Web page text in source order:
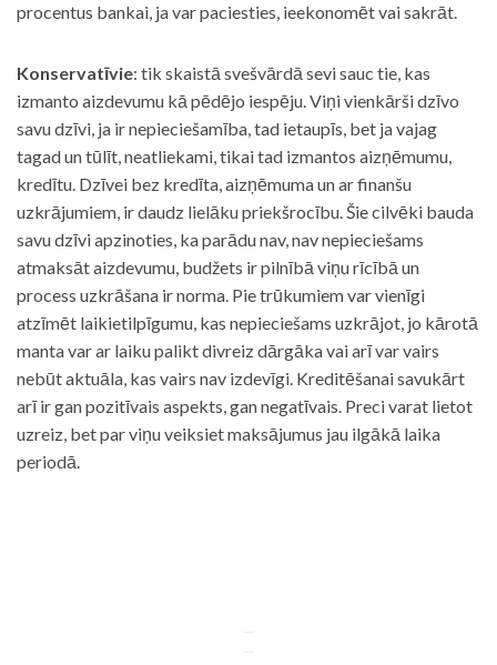
procentus bankai, ja var paciesties, ieekonomēt vai sakrāt.
Konservatīvie: tik skaistā svešvārdā sevi sauc tie, kas
izmanto aizdevumu kā pēdējo iespēju. Viņi vienkārši dzīvo
savu dzīvi, ja ir nepieciešamība, tad ietaupīs, bet ja vajag
tagad un tūlīt, neatliekami, tikai tad izmantos aizņēmumu,
kredītu. Dzīvei bez kredīta, aizņēmuma un ar finanšu
uzkrājumiem, ir daudz lielāku priekšrocību. Šie cilvēki bauda
savu dzīvi apzinoties, ka parādu nav, nav nepieciešams
atmaksāt aizdevumu, budžets ir pilnībā viņu rīcībā un
process uzkrāšana ir norma. Pie trūkumiem var vienīgi
atzīmēt laikietilpīgumu, kas nepieciešams uzkrājot, jo kārotā
manta var ar laiku palikt divreiz dārgāka vai arī var vairs
nebūt aktuāla, kas vairs nav izdevīgi. Kreditēšanai savukārt
arī ir gan pozitīvais aspekts, gan negatīvais. Preci varat lietot
uzreiz, bet par viņu veiksiet maksājumus jau ilgākā laika
periodā.